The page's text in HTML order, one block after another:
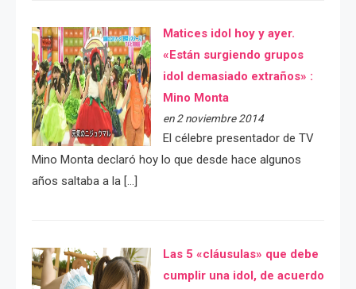
Matices idol hoy y ayer.
«Están surgiendo grupos
idol demasiado extraños» :
Mino Monta
en 2 noviembre 2014
El célebre presentador de TV
Mino Monta declaró hoy lo que desde hace algunos
años saltaba a la […]
Las 5 «cláusulas» que debe
cumplir una idol, de acuerdo